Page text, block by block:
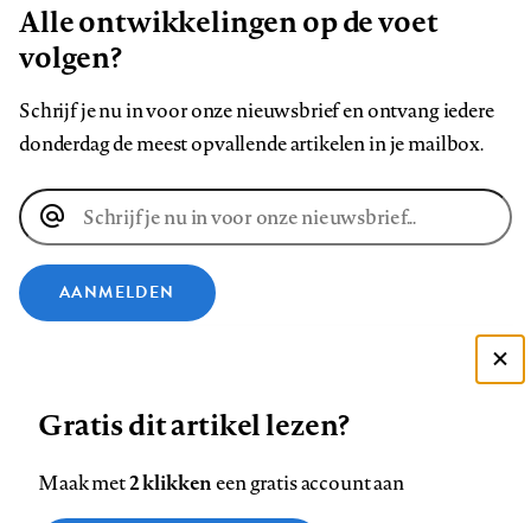
Alle ontwikkelingen op de voet
volgen?
Schrijf je nu in voor onze nieuwsbrief en ontvang iedere
donderdag de meest opvallende artikelen in je mailbox.
E-
mailadres
AANMELDEN
ons
ons
ons
ons
ons
ons
Zie onze cookie policy
Gratis dit artikel lezen?
Maak met2 klikkeneen gratis account aan